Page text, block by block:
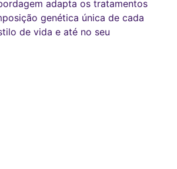
adapta os tratamentos
genética única de cada
de vida e até no seu